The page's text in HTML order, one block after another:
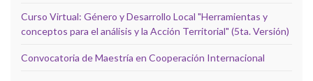
Curso Virtual: Género y Desarrollo Local "Herramientas y
conceptos para el análisis y la Acción Territorial" (5ta. Versión)
Convocatoria de Maestría en Cooperación Internacional